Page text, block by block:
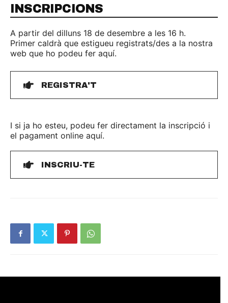
INSCRIPCIONS
A partir del dilluns 18 de desembre a les 16 h.
Primer caldrà que estigueu registrats/des a la nostra
web que ho podeu fer aquí.
REGISTRA'T
I si ja ho esteu, podeu fer directament la inscripció i
el pagament online aquí.
INSCRIU-TE